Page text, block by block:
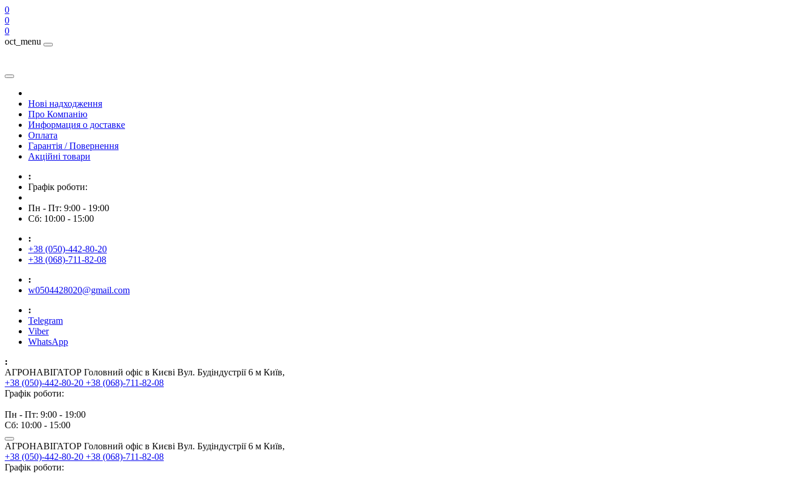
0
0
0
oct_menu
Нові надходження
Про Компанію
Информация о доставке
Оплата
Гарантія / Повернення
Акційні товари
:
Графік роботи:
Пн - Пт: 9:00 - 19:00
Сб: 10:00 - 15:00
:
+38 (050)-442-80-20
+38 (068)-711-82-08
:
w0504428020@gmail.com
:
Telegram
Viber
WhatsApp
:
АГРОНАВІГАТОР Головний офіс в Києві Вул. Будіндустрії 6 м Київ,
+38 (050)-442-80-20 +38 (068)-711-82-08
Графік роботи:
Пн - Пт: 9:00 - 19:00
Сб: 10:00 - 15:00
АГРОНАВІГАТОР Головний офіс в Києві Вул. Будіндустрії 6 м Київ,
+38 (050)-442-80-20 +38 (068)-711-82-08
Графік роботи: